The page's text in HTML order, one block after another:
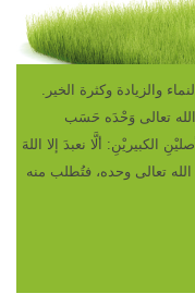
والزيادة وكثرة الخير.
تعالى وَحْدَه حَسَب
الكبيريْنِ: ألَّا نعبدَ إلا اللهَ
الله تعالى وحده، فتُطلب منه